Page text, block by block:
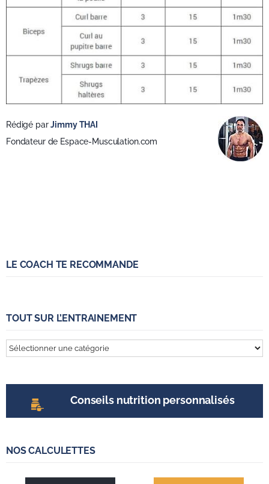
Rédigé parJimmy THAI
Fondateur de Espace-Musculation.com
LE COACH TE RECOMMANDE
TOUT SUR L’ENTRAINEMENT
Tout
sur
Conseils nutrition personnalisés
NOS CALCULETTES